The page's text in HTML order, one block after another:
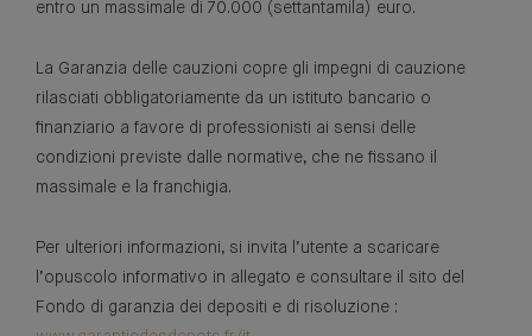
entro un massimale di 70.000 (settantamila) euro.
La Garanzia delle cauzioni copre gli impegni di cauzione
rilasciati obbligatoriamente da un istituto bancario o
finanziario a favore di professionisti ai sensi delle
condizioni previste dalle normative, che ne fissano il
massimale e la franchigia.
Per ulteriori informazioni, si invita l’utente a scaricare
l’opuscolo informativo in allegato e consultare il sito del
Fondo di garanzia dei depositi e di risoluzione :